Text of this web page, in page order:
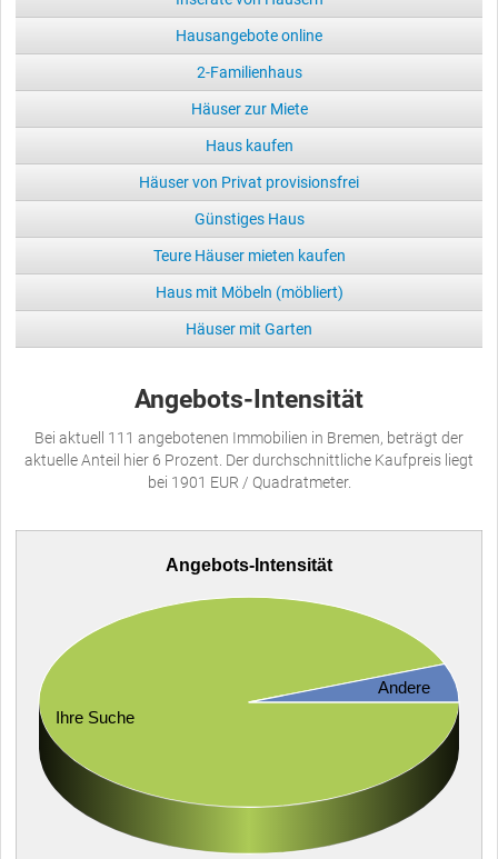
Hausangebote online
2-Familienhaus
Häuser zur Miete
Haus kaufen
Häuser von Privat provisionsfrei
Günstiges Haus
Teure Häuser mieten kaufen
Haus mit Möbeln (möbliert)
Häuser mit Garten
Angebots-Intensität
Bei aktuell 111 angebotenen Immobilien in Bremen, beträgt der
aktuelle Anteil hier 6 Prozent. Der durchschnittliche Kaufpreis liegt
bei 1901 EUR / Quadratmeter.
Angebots-Intensität
Ihre Suche
Andere